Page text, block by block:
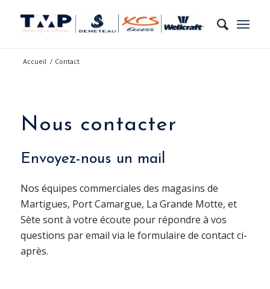
Accueil / Contact
Nous contacter
Envoyez-nous un mail
Nos équipes commerciales des magasins de
Martigues, Port Camargue, La Grande Motte, et
Sète sont à votre écoute pour répondre à vos
questions par email via le formulaire de contact ci-
après.